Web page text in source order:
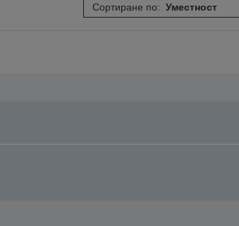
Сортиране по: